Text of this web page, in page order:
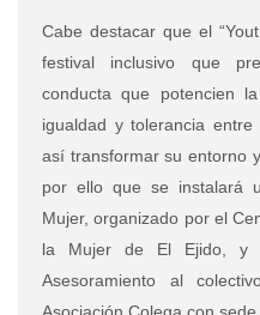
Cabe destacar que el
festival inclusivo que
conducta que potencien
igualdad y tolerancia
así transformar su entorno
por ello que se instalará
Mujer, organizado por el
la Mujer de El Ejido, y
Asesoramiento al